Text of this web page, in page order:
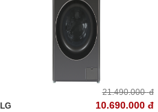
21.490.000 đ
LG
10.690.000 đ